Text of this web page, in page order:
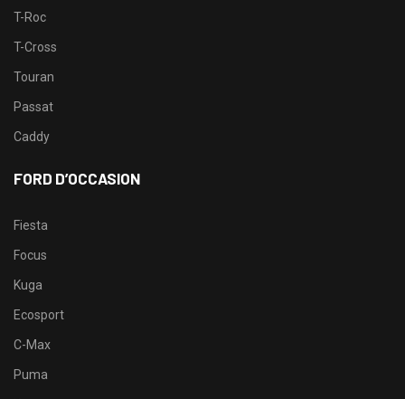
T-Roc
T-Cross
Touran
Passat
Caddy
FORD D’OCCASION
Fiesta
Focus
Kuga
Ecosport
C-Max
Puma